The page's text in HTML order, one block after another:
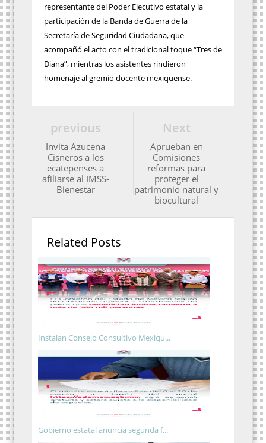
representante del Poder Ejecutivo estatal y la
participación de la Banda de Guerra de la
Secretaría de Seguridad Ciudadana, que
acompañó el acto con el tradicional toque “Tres de
Diana”, mientras los asistentes rindieron
homenaje al gremio docente mexiquense.
Next
Aprueban en
Comisiones
reformas para
proteger el
patrimonio natural y
biocultural
previous
Invita Azucena
Cisneros a los
ecatepenses a
afiliarse al IMSS-
Bienestar
Related Posts
Instalan Consejo Consultivo Mexiqu...
Gobierno estatal anuncia segunda f...